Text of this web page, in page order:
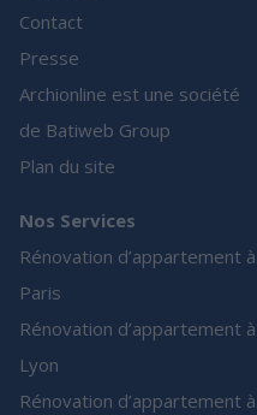
Contact
Presse
Archionline est une société
de Batiweb Group
Plan du site
Nos Services
Rénovation d’appartement à
Paris
Rénovation d’appartement à
Lyon
Rénovation d’appartement à